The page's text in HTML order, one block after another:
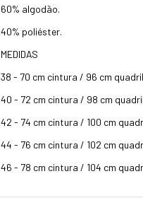
60% algodão.
40% poliéster.
MEDIDAS
38 - 70 cm cintura / 96 cm
40 - 72 cm cintura / 98 cm
42 - 74 cm cintura / 100 cm
44 - 76 cm cintura / 102 cm
46 - 78 cm cintura / 104 cm